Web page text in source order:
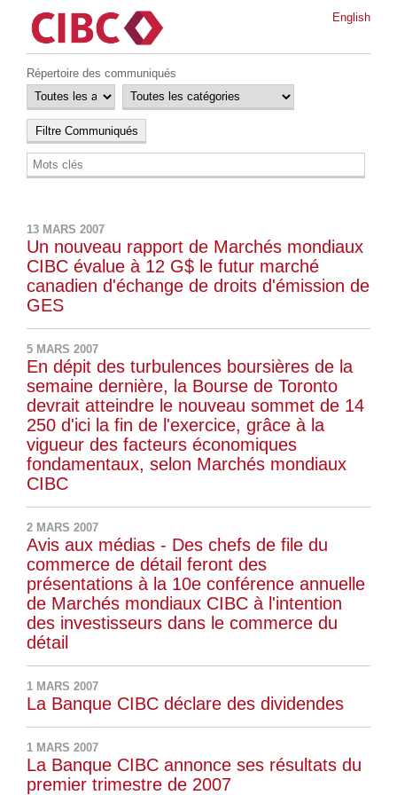
English
Répertoire des communiqués
13 MARS 2007
Un nouveau rapport de Marchés mondiaux
CIBC évalue à 12 G$ le futur marché
canadien d'échange de droits d'émission de
GES
5 MARS 2007
En dépit des turbulences boursières de la
semaine dernière, la Bourse de Toronto
devrait atteindre le nouveau sommet de 14
250 d'ici la fin de l'exercice, grâce à la
vigueur des facteurs économiques
fondamentaux, selon Marchés mondiaux
CIBC
2 MARS 2007
Avis aux médias - Des chefs de file du
commerce de détail feront des
présentations à la 10e conférence annuelle
de Marchés mondiaux CIBC à l'intention
des investisseurs dans le commerce du
détail
1 MARS 2007
La Banque CIBC déclare des dividendes
1 MARS 2007
La Banque CIBC annonce ses résultats du
premier trimestre de 2007